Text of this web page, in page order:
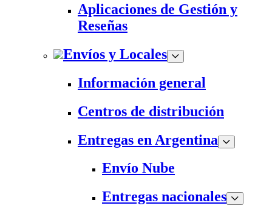
Aplicaciones de Gestión y
Reseñas
Envíos y Locales
Información general
Centros de distribución
Entregas en Argentina
Envío Nube
Entregas nacionales